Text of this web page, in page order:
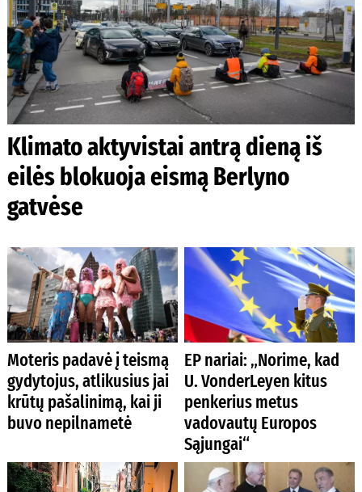
Klimato aktyvistai antrą dieną iš
eilės blokuoja eismą Berlyno
gatvėse
Moteris padavė į teismą
gydytojus, atlikusius jai
krūtų pašalinimą, kai ji
buvo nepilnametė
EP nariai: „Norime, kad
U. VonderLeyen kitus
penkerius metus
vadovautų Europos
Sąjungai“